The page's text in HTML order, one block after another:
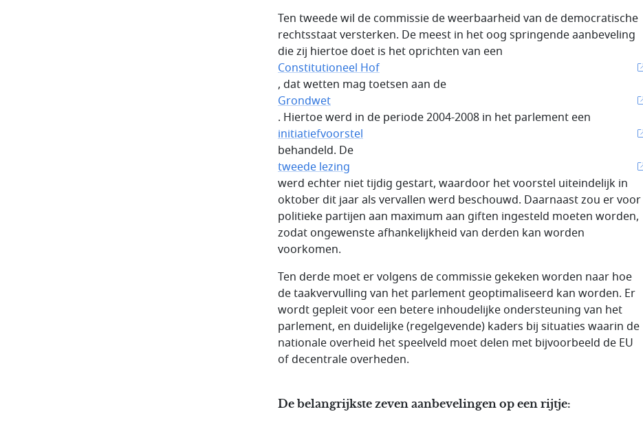
Ten tweede wil de commissie de weerbaarheid van de democratische
rechtsstaat versterken. De meest in het oog springende aanbeveling
die zij hiertoe doet is het oprichten van een
Constitutioneel Hof
, dat wetten mag toetsen aan de
Grondwet
. Hiertoe werd in de periode 2004-2008 in het parlement een
initiatiefvoorstel
behandeld. De
tweede lezing
werd echter niet tijdig gestart, waardoor het voorstel uiteindelijk in
oktober dit jaar als vervallen werd beschouwd. Daarnaast zou er voor
politieke partijen aan maximum aan giften ingesteld moeten worden,
zodat ongewenste afhankelijkheid van derden kan worden
voorkomen.
Ten derde moet er volgens de commissie gekeken worden naar hoe
de taakvervulling van het parlement geoptimaliseerd kan worden. Er
wordt gepleit voor een betere inhoudelijke ondersteuning van het
parlement, en duidelijke (regelgevende) kaders bij situaties waarin de
nationale overheid het speelveld moet delen met bijvoorbeeld de EU
of decentrale overheden.
De belangrijkste zeven aanbevelingen op een rijtje: